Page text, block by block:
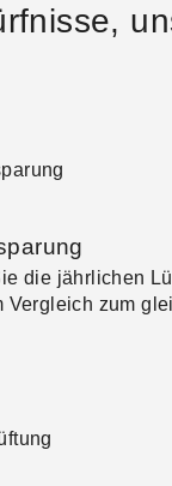
die jährlichen
Vergleich zum